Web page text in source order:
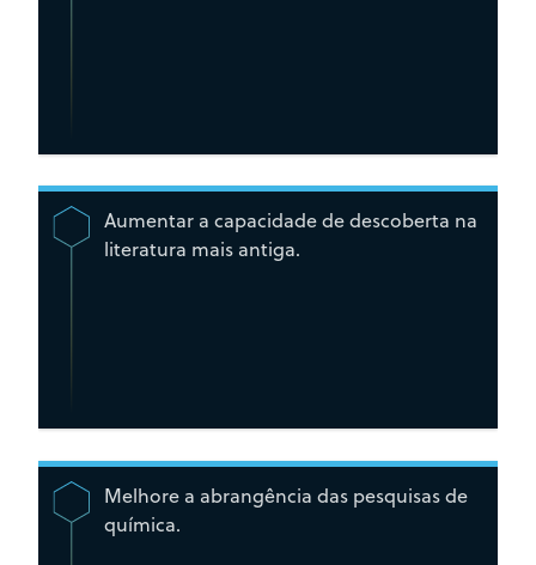
Aumentar a capacidade de descoberta na
literatura mais antiga.
Melhore a abrangência das pesquisas de
química.